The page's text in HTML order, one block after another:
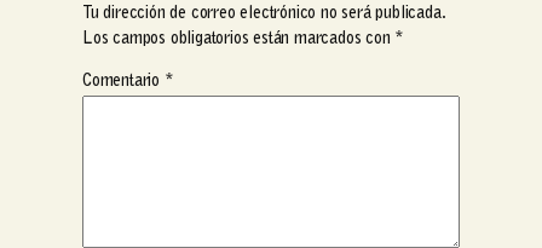
Tu dirección de correo electrónico no será publicada.
Los campos obligatorios están marcados con *
Comentario *